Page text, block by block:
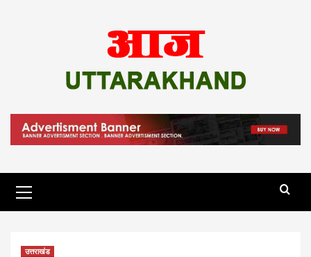
Menu
उत्तराखंड